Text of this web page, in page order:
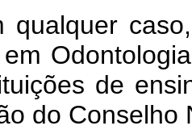
qualquer
de
do Conselho